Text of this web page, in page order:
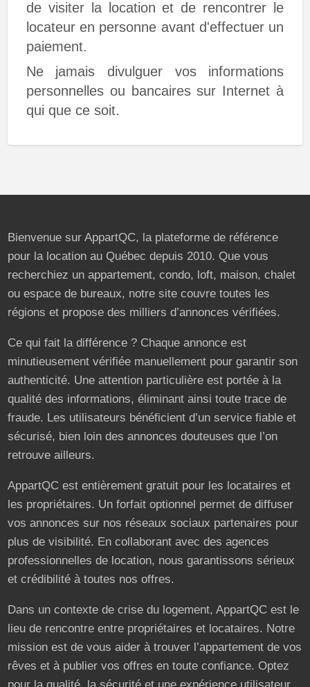
de visiter la location et de rencontrer le
locateur en personne avant d'effectuer un
paiement.
Ne jamais divulguer vos informations
personnelles ou bancaires sur Internet à
qui que ce soit.
Bienvenue sur AppartQC, la plateforme de référence
pour la location au Québec depuis 2010. Que vous
recherchiez un appartement, condo, loft, maison, chalet
ou espace de bureaux, notre site couvre toutes les
régions et propose des milliers d’annonces vérifiées.
Ce qui fait la différence ? Chaque annonce est
minutieusement vérifiée manuellement pour garantir son
authenticité. Une attention particulière est portée à la
qualité des informations, éliminant ainsi toute trace de
fraude. Les utilisateurs bénéficient d’un service fiable et
sécurisé, bien loin des annonces douteuses que l’on
retrouve ailleurs.
AppartQC est entièrement gratuit pour les locataires et
les propriétaires. Un forfait optionnel permet de diffuser
vos annonces sur nos réseaux sociaux partenaires pour
plus de visibilité. En collaborant avec des agences
professionnelles de location, nous garantissons sérieux
et crédibilité à toutes nos offres.
Dans un contexte de crise du logement, AppartQC est le
lieu de rencontre entre propriétaires et locataires. Notre
mission est de vous aider à trouver l’appartement de vos
rêves et à publier vos offres en toute confiance. Optez